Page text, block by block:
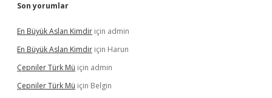
Son yorumlar
En Büyük Aslan Kimdir için admin
En Büyük Aslan Kimdir için Harun
Çepniler Türk Mü için admin
Çepniler Türk Mü için Belgin